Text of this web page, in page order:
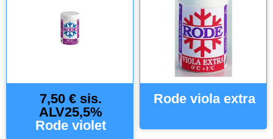
7,50 € sis.
ALV25,5%
Rode violet
Rode viola extra